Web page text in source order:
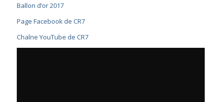
Ballon d’or 2017
Page Facebook de CR7
Chaîne YouTube de CR7